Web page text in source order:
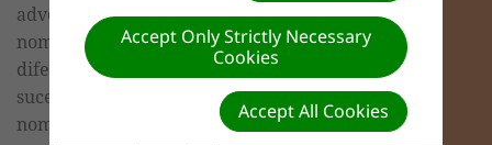
adventist.corporate.Puede checar si los
nombres de los contenedores son
diferentes, qué es lo que provoca que esto
suceda. Si hay contenedores con el mismo
nombre en el nuevo tema que planea usar,
Accept Only Strictly Necessary
Cookies
Accept All Cookies